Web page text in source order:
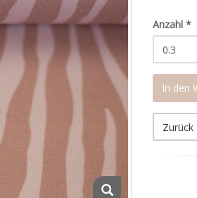
Anzahl *
In den
Zurück